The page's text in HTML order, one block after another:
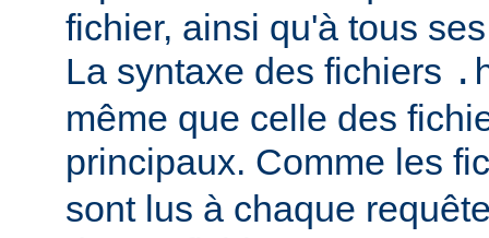
fichier, ainsi qu'à tous
La syntaxe des fichiers
même que celle des
principaux. Comme les
sont lus à chaque